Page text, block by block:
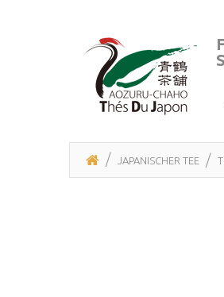
JAPANISCHER TEE